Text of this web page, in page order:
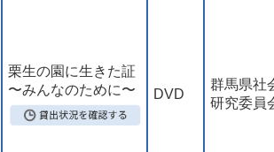
栗生の園に生きた証
〜みんなのために〜
DVD
群馬県社
研究委員